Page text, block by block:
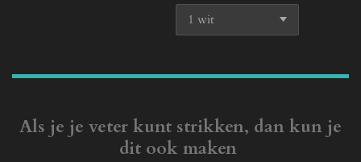
Als je je veter kunt strikken, dan kun je
dit ook maken